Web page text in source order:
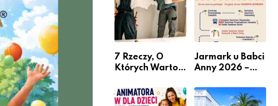
przedsiębiorców
7 Rzeczy, O
Których Warto
Remontem
Mieszkania
Jarmark u Babci
Anny 2026 –